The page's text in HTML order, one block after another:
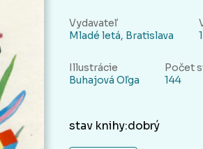
Vydavateľ
Mladé letá, Bratislava
Illustrácie
Buhajová Oľga
Počet
144
stav knihy:dobrý